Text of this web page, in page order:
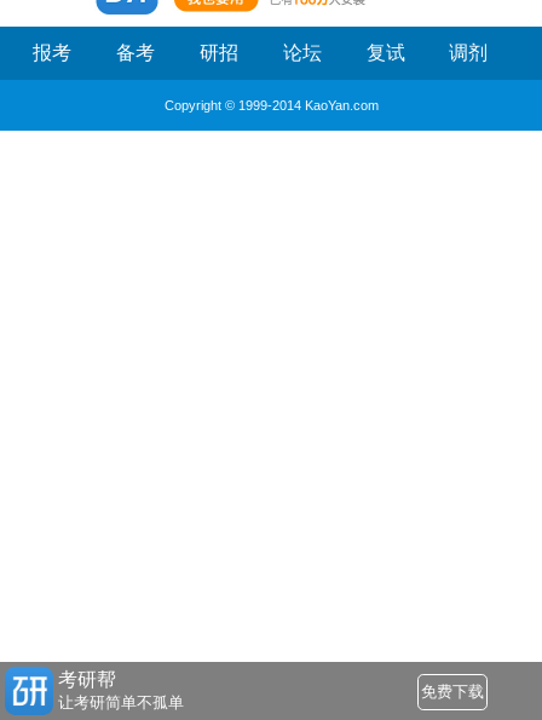
报考 备考 研招 论坛 复试 调剂
Copyright © 1999-2014 KaoYan.com
考研帮
让考研简单不孤单
免费下载